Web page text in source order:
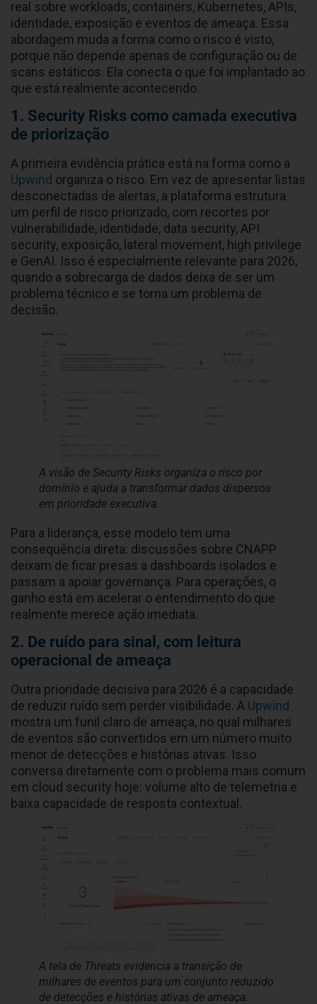
real sobre workloads, containers, Kubernetes, APIs,
identidade, exposição e eventos de ameaça. Essa
abordagem muda a forma como o risco é visto,
porque não depende apenas de configuração ou de
scans estáticos. Ela conecta o que foi implantado ao
que está realmente acontecendo.
1. Security Risks como camada executiva
de priorização
A primeira evidência prática está na forma como a
Upwind organiza o risco. Em vez de apresentar listas
desconectadas de alertas, a plataforma estrutura
um perfil de risco priorizado, com recortes por
vulnerabilidade, identidade, data security, API
security, exposição, lateral movement, high privilege
e GenAI. Isso é especialmente relevante para 2026,
quando a sobrecarga de dados deixa de ser um
problema técnico e se torna um problema de
decisão.
A visão de Security Risks organiza o risco por
domínio e ajuda a transformar dados dispersos
em prioridade executiva.
Para a liderança, esse modelo tem uma
consequência direta: discussões sobre CNAPP
deixam de ficar presas a dashboards isolados e
passam a apoiar governança. Para operações, o
ganho está em acelerar o entendimento do que
realmente merece ação imediata.
2. De ruído para sinal, com leitura
operacional de ameaça
Outra prioridade decisiva para 2026 é a capacidade
de reduzir ruído sem perder visibilidade. A Upwind
mostra um funil claro de ameaça, no qual milhares
de eventos são convertidos em um número muito
menor de detecções e histórias ativas. Isso
conversa diretamente com o problema mais comum
em cloud security hoje: volume alto de telemetria e
baixa capacidade de resposta contextual.
A tela de Threats evidencia a transição de
milhares de eventos para um conjunto reduzido
de detecções e histórias ativas de ameaça.